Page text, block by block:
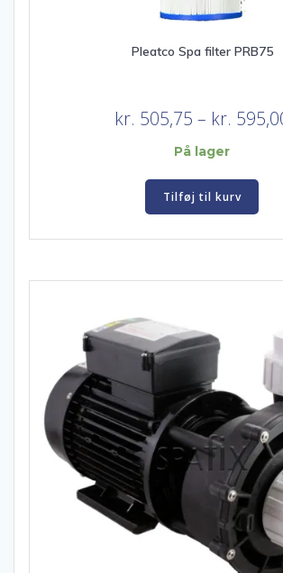
Pleatco Spa filter PRB75
kr. 505,75 – kr.
På lager
Tilføj til kurv